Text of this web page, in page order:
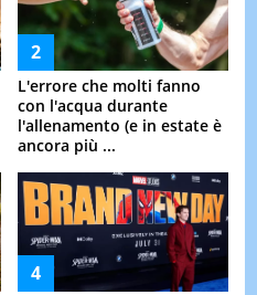
L'errore che molti fanno
con l'acqua durante
l'allenamento (e in estate è
ancora più ...